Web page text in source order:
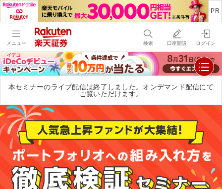
メニュー 検索 口座開設 ログイン
本セミナーのライブ配信は終了しました。オンデマンド配信にて
ご覧いただけます。